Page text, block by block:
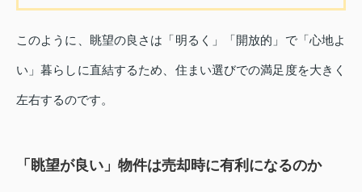
このように、眺望の良さは「明るく」「開放的」で「心地よ
い」暮らしに直結するため、住まい選びでの満足度を大きく
左右するのです。
「眺望が良い」物件は売却時に有利になるのか